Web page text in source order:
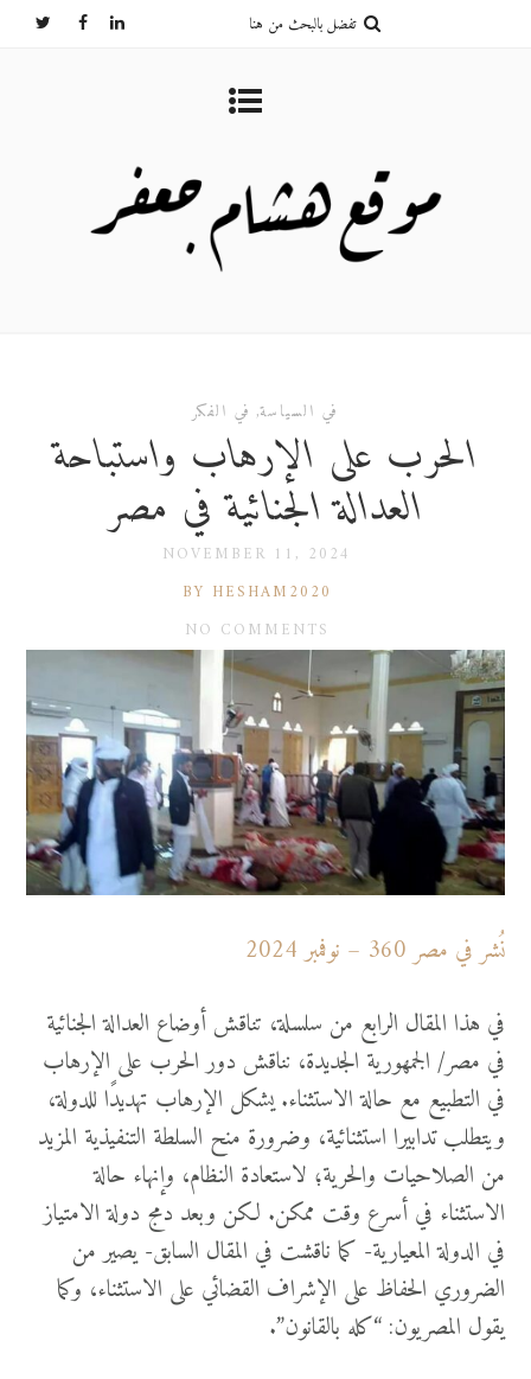
في السياسة, في الفكر
الحرب على الإرهاب واستباحة
العدالة الجنائية في مصر
NOVEMBER 11, 2024
BY HESHAM2020
NO COMMENTS
نُشر في مصر 360 – نوفمبر 2024
في هذا المقال الرابع من سلسلة، تناقش أوضاع العدالة الجنائية
في مصر/ الجمهورية الجديدة، نناقش دور الحرب على الإرهاب
في التطبيع مع حالة الاستثناء. يشكل الإرهاب تهديدًا للدولة،
ويتطلب تدابيرا استثنائية، وضرورة منح السلطة التنفيذية المزيد
من الصلاحيات والحرية؛ لاستعادة النظام، وإنهاء حالة
الاستثناء في أسرع وقت ممكن. لكن وبعد دمج دولة الامتياز
في الدولة المعيارية- كما ناقشت في المقال السابق- يصير من
الضروري الحفاظ على الإشراف القضائي على الاستثناء، وكما
يقول المصريون: “كله بالقانون”.